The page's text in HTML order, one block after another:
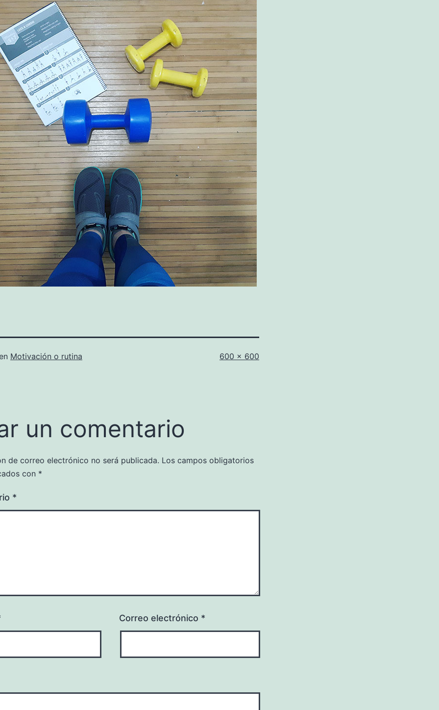
Motivación o rutina
Tamaño
600 × 600
un comentario
de correo electrónico no será publicada. Los campos obligatorios
con *
*
Correo electrónico *